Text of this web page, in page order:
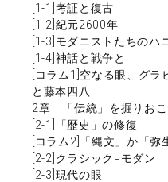
[1-1]考証と復古
[1-2]紀元2600年
[1-3]モダニストたちのハ
[1-4]神話と戦争と
[コラム1]空なる眼、グ
と藤本四八
2章 「伝統」を掘りおこ
[2-1]「歴史」の修復
[コラム2]「縄文」か「弥
[2-2]クラシック=モダン
[2-3]現代の眼